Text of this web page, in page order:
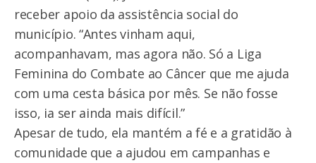
receber apoio da assistência social do
município. “Antes vinham aqui,
acompanhavam, mas agora não. Só a Liga
Feminina do Combate ao Câncer que me ajuda
com uma cesta básica por mês. Se não fosse
isso, ia ser ainda mais difícil.”
Apesar de tudo, ela mantém a fé e a gratidão à
comunidade que a ajudou em campanhas e